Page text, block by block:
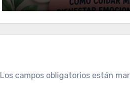
Los campos obligatorios están